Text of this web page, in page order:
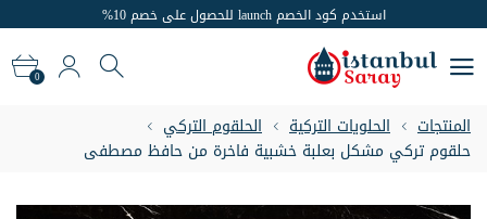
استخدم كود الخصم launch للحصول على خصم 10%
شحن مجاني للطلبات التي تزيد عن 300 دولارًا
استخدم كود الخصم launch للحصول على خصم 10%
0
المنتجات الحلويات التركية
الحلقوم التركي
حلقوم تركي مشكل بعلبة خشبية فاخرة من حافظ مصطفى